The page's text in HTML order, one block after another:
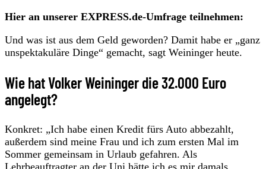
Hier an unserer EXPRESS.de-Umfrage teilnehmen:
Und was ist aus dem Geld geworden? Damit habe er „ganz
unspektakuläre Dinge“ gemacht, sagt Weininger heute.
Wie hat Volker Weininger die 32.000 Euro
angelegt?
Konkret: „Ich habe einen Kredit fürs Auto abbezahlt,
außerdem sind meine Frau und ich zum ersten Mal im
Sommer gemeinsam in Urlaub gefahren. Als
Lehrbeauftragter an der Uni hätte ich es mir damals